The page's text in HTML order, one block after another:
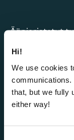
Hi!
We use cookies
that, but we fully
either way!
Äänieristetyt
Framery One
Framery One™
Framery Six™